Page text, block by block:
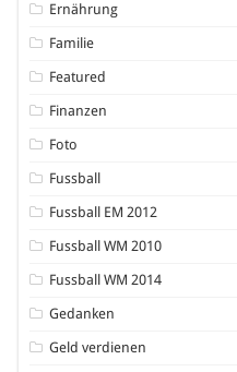
Ernährung
Familie
Featured
Finanzen
Foto
Fussball
Fussball EM 2012
Fussball WM 2010
Fussball WM 2014
Gedanken
Geld verdienen